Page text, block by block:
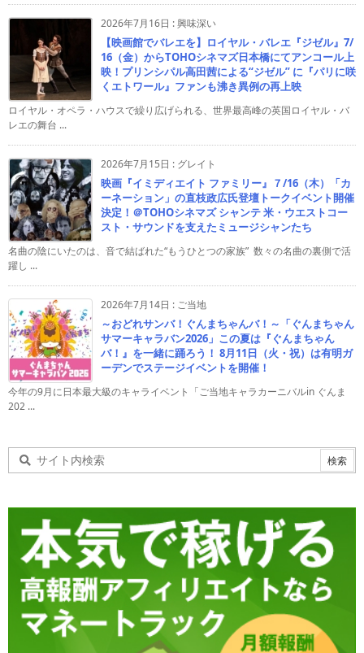
2026年7月16日 :興味深い
【映画館でバレエを】ロイヤル・バレエ『ジゼル』7/
16（金）からTOHOシネマズ日本橋にてアンコール上
映！プリンシパル高田茜による“ジゼル” に『パリに咲
くエトワール』ファンも沸き異例の再上映
ロイヤル・オペラ・ハウスで繰り広げられる、世界最高峰の英国ロイヤル・バ
レエの舞台 ...
2026年7月15日 : グレイト
映画『イミディエイト ファミリー』７/16（木）「カ
ーネーション」の直枝政広氏登壇トークイベント開催
決定！＠TOHOシネマズ シャンテ 米・ウエストコー
スト・サウンドを支えたミュージシャンたち
名曲の陰にいたのは、音で結ばれた“もうひとつの家族” 数々の名曲の裏側で活
躍し ...
2026年7月14日 : ご当地
～おどれサンバ！ぐんまちゃんバ！～「ぐんまちゃん
サマーキャラバン2026」この夏は『ぐんまちゃん
バ！』を一緒に踊ろう！ 8月11日（火・祝）は有明ガ
ーデンでステージイベントを開催！
今年の9月に日本最大級のキャライベント「ご当地キャラカーニバルin ぐんま
202 ...